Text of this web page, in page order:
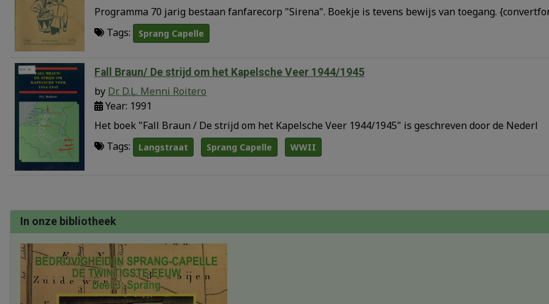
Programma 70 jarig bestaan fanfarecorp "Sirena". Boekje is tevens bewijs van toegang.
Tags:
Sprang Capelle
Fall Braun/ De strijd om het Kapelsche Veer 1944/1945
by Dr. D.L. Menni Roitero
Year: 1991
Het boek "Fall Braun / De strijd om het Kapelsche Veer 1944/1945" is geschreven door de Nederl
Tags:
Langstraat Sprang Capelle WWII
In onze bibliotheek